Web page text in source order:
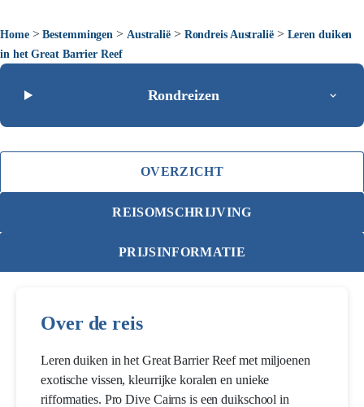
Home>Bestemmingen > Australië> Rondreis Australië> Leren duiken
in het Great Barrier Reef
Rondreizen
OVERZICHT
REISOMSCHRIJVING
PRIJSINFORMATIE
Over de reis
Leren duiken in het Great Barrier Reef met miljoenen
exotische vissen, kleurrijke koralen en unieke
rifformaties. Pro Dive Cairns is een duikschool in